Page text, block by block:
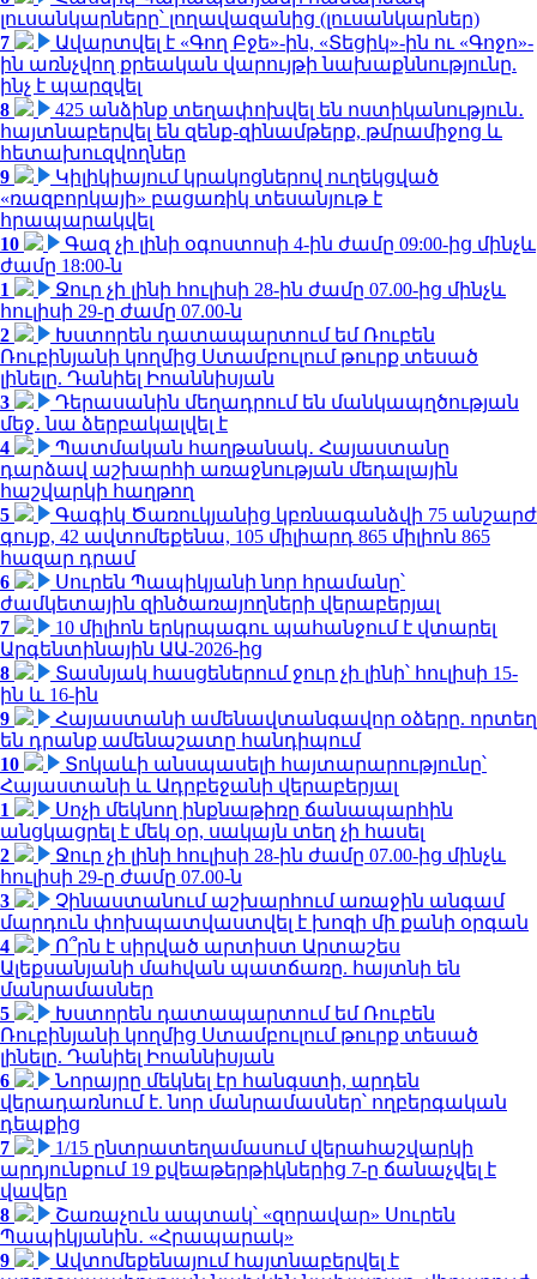
լուսանկարները՝ լողավազանից (լուսանկարներ)
7
Ավարտվել է «Գող Բջե»-ին, «Տեցիկ»-ին ու «Գոջո»-
ին առնչվող քրեական վարույթի նախաքննությունը.
ինչ է պարզվել
8
425 անձինք տեղափոխվել են ոստիկանություն․
հայտնաբերվել են զենք-զինամթերք, թմրամիջոց և
հետախուզվողներ
9
Կիլիկիայում կրակոցներով ուղեկցված
«ռազբորկայի» բացառիկ տեսանյութ է
հրապարակվել
10
Գազ չի լինի օգոստոսի 4-ին ժամը 09:00-ից մինչև
ժամը 18:00-ն
1
Ջուր չի լինի հուլիսի 28-ին ժամը 07.00-ից մինչև
հուլիսի 29-ը ժամը 07.00-ն
2
Խստորեն դատապարտում եմ Ռուբեն
Ռուբինյանի կողմից Ստամբուլում թուրք տեսած
լինելը. Դանիել Իոաննիսյան
3
Դերասանին մեղադրում են մանկապղծության
մեջ․ նա ձերբակալվել է
4
Պատմական հաղթանակ․ Հայաստանը
դարձավ աշխարհի առաջնության մեդալային
հաշվարկի հաղթող
5
Գագիկ Ծառուկյանից կբռնագանձվի 75 անշարժ
գույք, 42 ավտոմեքենա, 105 միլիարդ 865 միլիոն 865
հազար դրամ
6
Սուրեն Պապիկյանի նոր հրամանը՝
ժամկետային զինծառայողների վերաբերյալ
7
10 միլիոն երկրպագու պահանջում է վտարել
Արգենտինային ԱԱ-2026-ից
8
Տասնյակ հասցեներում ջուր չի լինի՝ հուլիսի 15-
ին և 16-ին
9
Հայաստանի ամենավտանգավոր օձերը. որտեղ
են դրանք ամենաշատը հանդիպում
10
Տոկաևի անսպասելի հայտարարությունը՝
Հայաստանի և Ադրբեջանի վերաբերյալ
1
Սոչի մեկնող ինքնաթիռը ճանապարհին
անցկացրել է մեկ օր, սակայն տեղ չի հասել
2
Ջուր չի լինի հուլիսի 28-ին ժամը 07.00-ից մինչև
հուլիսի 29-ը ժամը 07.00-ն
3
Չինաստանում աշխարհում առաջին անգամ
մարդուն փոխպատվաստվել է խոզի մի քանի օրգան
4
Ո՞րն է սիրված արտիստ Արտաշես
Ալեքսանյանի մահվան պատճառը. հայտնի են
մանրամասներ
5
Խստորեն դատապարտում եմ Ռուբեն
Ռուբինյանի կողմից Ստամբուլում թուրք տեսած
լինելը. Դանիել Իոաննիսյան
6
Նորայրը մեկնել էր հանգստի, արդեն
վերադառնում է. նոր մանրամասներ՝ ողբերգական
դեպքից
7
1/15 ընտրատեղամասում վերահաշվարկի
արդյունքում 19 քվեաթերթիկներից 7-ը ճանաչվել է
վավեր
8
Շառաչուն ապտակ՝ «զորավար» Սուրեն
Պապիկյանին․ «Հրապարակ»
9
Ավտոմեքենայում հայտնաբերվել է